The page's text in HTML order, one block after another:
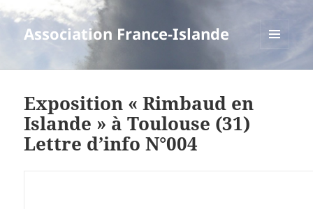
Association France-Islande
Exposition « Rimbaud en
Islande » à Toulouse (31)
Lettre d’info N°004